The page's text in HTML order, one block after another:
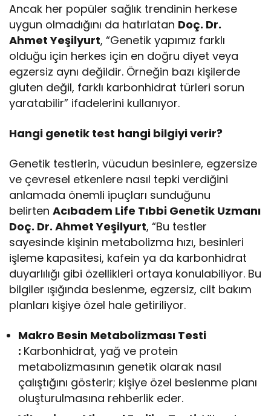
Ancak her popüler sağlık trendinin herkese
uygun olmadığını da hatırlatan Doç. Dr.
Ahmet Yeşilyurt, “Genetik yapımız farklı
olduğu için herkes için en doğru diyet veya
egzersiz aynı değildir. Örneğin bazı kişilerde
gluten değil, farklı karbonhidrat türleri sorun
yaratabilir” ifadelerini kullanıyor.
Hangi genetik test hangi bilgiyi verir?
Genetik testlerin, vücudun besinlere, egzersize
ve çevresel etkenlere nasıl tepki verdiğini
anlamada önemli ipuçları sunduğunu
belirtenAcıbadem Life Tıbbi Genetik Uzmanı
Doç. Dr. Ahmet Yeşilyurt, “Bu testler
sayesinde kişinin metabolizma hızı, besinleri
işleme kapasitesi, kafein ya da karbonhidrat
duyarlılığı gibi özellikleri ortaya konulabiliyor. Bu
bilgiler ışığında beslenme, egzersiz, cilt bakım
planları kişiye özel hale getiriliyor.
Makro Besin Metabolizması Testi
: Karbonhidrat, yağ ve protein
metabolizmasının genetik olarak nasıl
çalıştığını gösterir; kişiye özel beslenme planı
oluşturulmasına rehberlik eder.